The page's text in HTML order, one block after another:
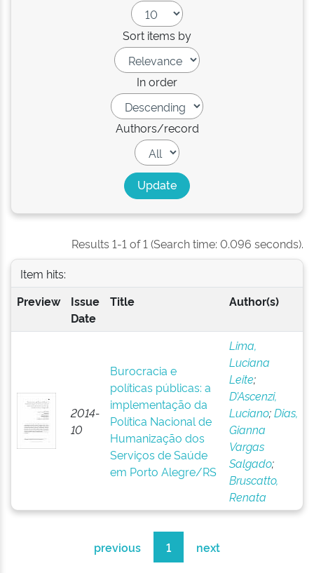
Sort items by
In order
Authors/record
Results 1-1 of 1 (Search time: 0.096 seconds).
Item hits:
Preview
Issue
Date
Title Author(s)
2014-
10
Burocracia e
políticas públicas: a
implementação da
Política Nacional de
Humanização dos
Serviços de Saúde
em Porto Alegre/RS
Lima,
Luciana
Leite;
D’Ascenzi,
Luciano;Dias,
Gianna
Vargas
Salgado;
Bruscatto,
Renata
previous 1 next